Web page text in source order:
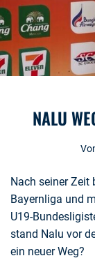
NALU
Nach seiner Zeit
Bayernliga und
U19-
stand Nalu vor
ein neuer Weg?